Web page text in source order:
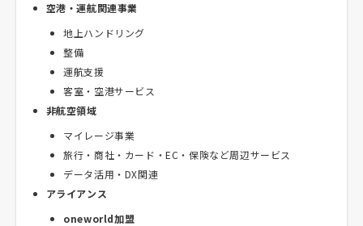
空港・運航関連事業
地上ハンドリング
整備
運航支援
客室・空港サービス
非航空領域
マイレージ事業
旅行・商社・カード・EC・保険など周辺サービス
データ活用・DX関連
アライアンス
oneworld加盟